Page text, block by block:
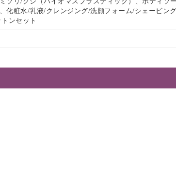
化粧水/乳液/クレンジング/洗顔フォーム/シェービン
ンセット